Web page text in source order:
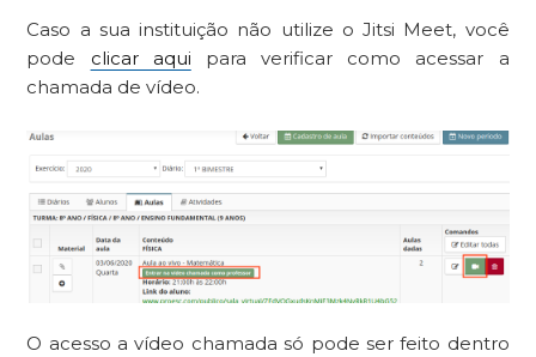
Caso a sua instituição não utilize o Jitsi Meet, você
pode clicar aqui para verificar como acessar a
chamada de vídeo.
O acesso a vídeo chamada só pode ser feito dentro